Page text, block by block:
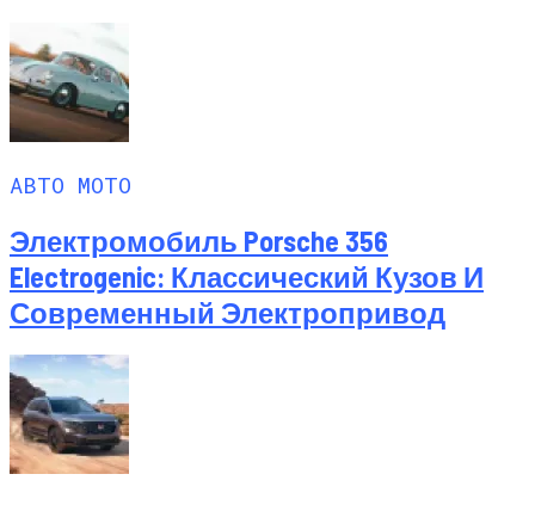
АВТО МОТО
Электромобиль Porsche 356
Electrogenic: Классический Кузов И
Современный Электропривод